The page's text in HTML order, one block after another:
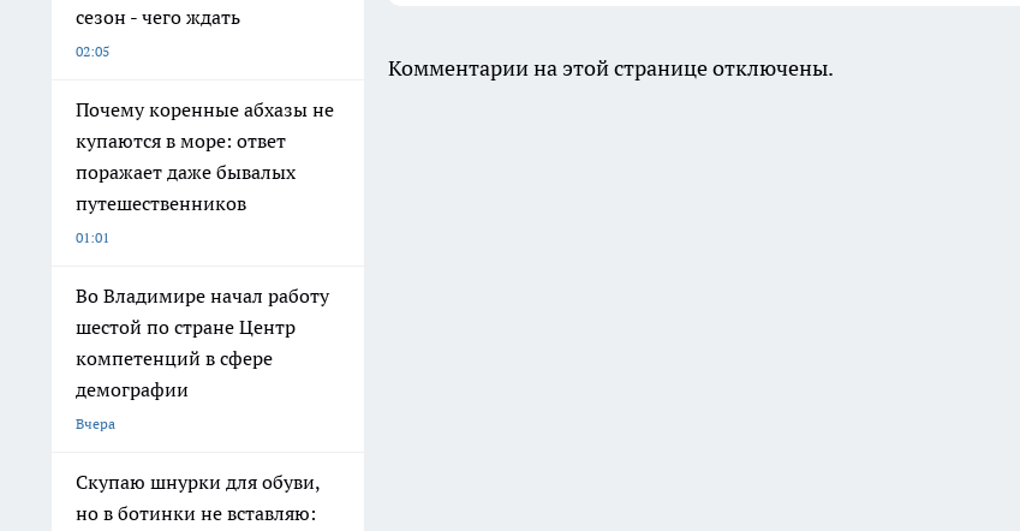
сезон - чего ждать
02:05
Почему коренные абхазы не
купаются в море: ответ
поражает даже бывалых
путешественников
01:01
Во Владимире начал работу
шестой по стране Центр
компетенций в сфере
демографии
Вчера
Скупаю шнурки для обуви,
но в ботинки не вставляю:
Комментарии на этой странице отключены.